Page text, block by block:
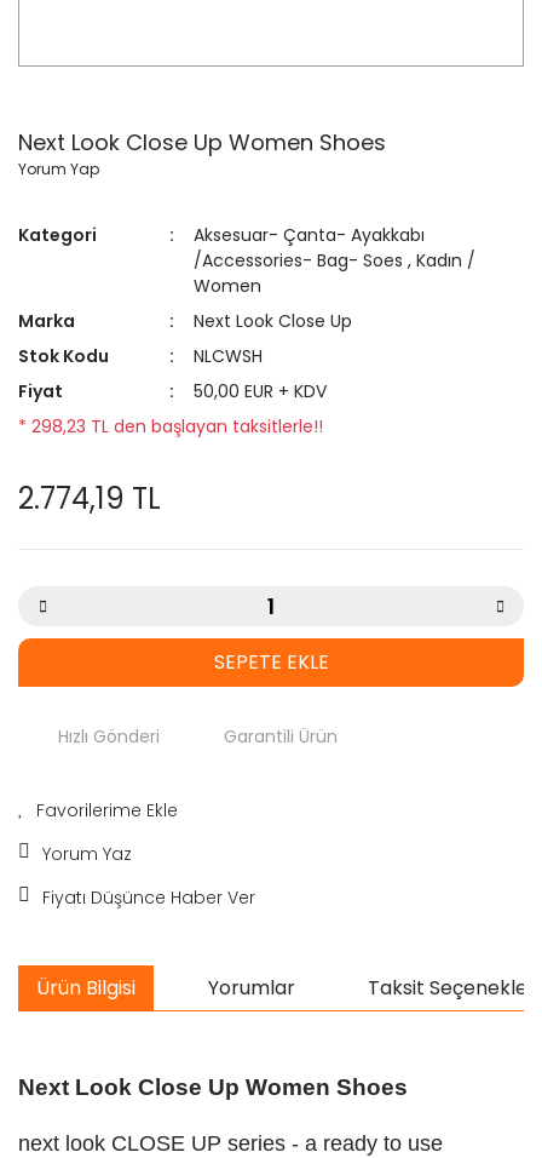
Next Look Close Up Women Shoes
Yorum Yap
Kategori
Aksesuar- Çanta- Ayakkabı
/Accessories- Bag- Soes ,Kadın /
Women
Marka
Next Look Close Up
Stok Kodu
NLCWSH
Fiyat
50,00 EUR + KDV
* 298,23 TL den başlayan taksitlerle!!
2.774,19 TL
SEPETE EKLE
Hızlı Gönderi Garantili Ürün
Yorum Yaz
Fiyatı Düşünce Haber Ver
Ürün Bilgisi Yorumlar Taksit Seçenekleri
Next Look Close Up Women Shoes
next look CLOSE UP series - a ready to use